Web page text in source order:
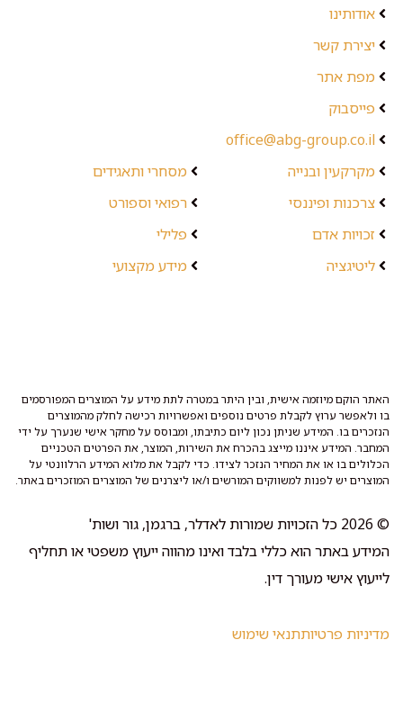
אודותינו
יצירת קשר
מפת אתר
פייסבוק
office@abg-group.co.il
מקרקעין ובנייה
צרכנות ופיננסי
זכויות אדם
ליטיגציה
מסחרי ותאגידים
רפואי וספורט
פלילי
מידע מקצועי
האתר הוקם מיוזמה אישית, ובין היתר במטרה לתת מידע על המוצרים המפורסמים
בו ולאפשר ערוץ לקבלת פרטים נוספים ואפשרויות רכישה לחלק מהמוצרים
הנזכרים בו. המידע שניתן נכון ליום כתיבתו, ומבוסס על מחקר אישי שנערך על ידי
המחבר. המידע איננו מייצג בהכרח את השירות, המוצר, את הפרטים הטכניים
הכלולים בו או את המחיר הנזכר לצידו. כדי לקבל את מלוא המידע הרלוונטי על
המוצרים יש לפנות למשווקים המורשים ו/או ליצרנים של המוצרים המוזכרים באתר.
© 2026 כל הזכויות שמורות לאדלר, ברגמן, גור ושות'
המידע באתר הוא כללי בלבד ואינו מהווה ייעוץ משפטי או תחליף
לייעוץ אישי מעורך דין.
מדיניות פרטיותתנאי שימוש